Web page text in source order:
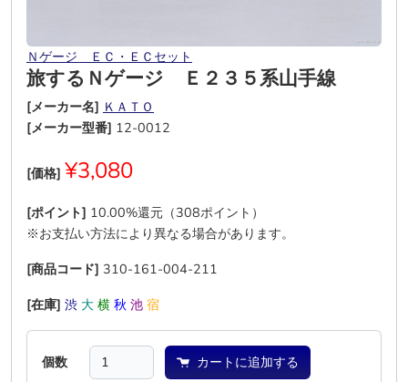
Ｎゲージ ＥＣ・ＥＣセット
旅するＮゲージ Ｅ２３５系山手線
[メーカー名] ＫＡＴＯ
[メーカー型番] 12-0012
[価格] ¥3,080
[ポイント] 10.00%還元（308ポイント）
※お支払い方法により異なる場合があります。
[商品コード] 310-161-004-211
[在庫] 渋 大 横 秋 池 宿
個数 カートに追加する